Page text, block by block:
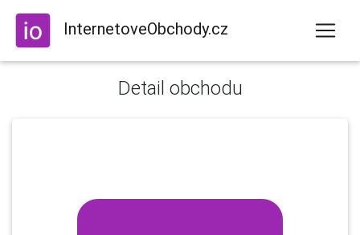
InternetoveObchody.cz
Detail obchodu